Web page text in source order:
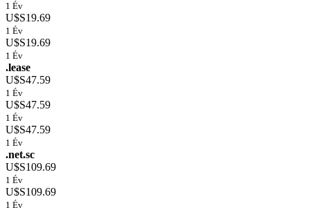
1 Év
U$S19.69
1 Év
U$S19.69
1 Év
.lease
U$S47.59
1 Év
U$S47.59
1 Év
U$S47.59
1 Év
.net.sc
U$S109.69
1 Év
U$S109.69
1 Év